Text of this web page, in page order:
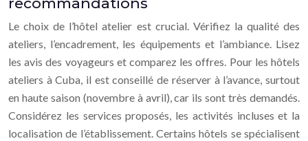
Le choix de l’hôtel atelier est crucial. Vérifiez la qualité des
ateliers, l’encadrement, les équipements et l’ambiance. Lisez
les avis des voyageurs et comparez les offres. Pour les hôtels
ateliers à Cuba, il est conseillé de réserver à l’avance, surtout
en haute saison (novembre à avril), car ils sont très demandés.
Considérez les services proposés, les activités incluses et la
localisation de l’établissement. Certains hôtels se spécialisent